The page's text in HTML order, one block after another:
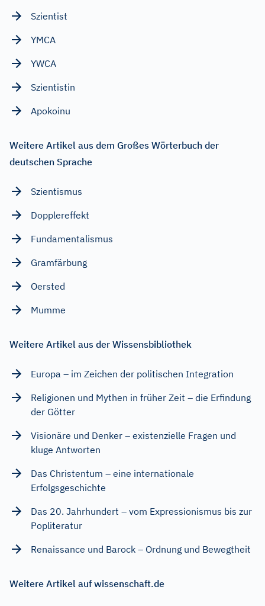
Szientist
YMCA
YWCA
Szientistin
Apokoinu
Weitere Artikel aus dem Großes Wörterbuch der
deutschen Sprache
Szientismus
Dopplereffekt
Fundamentalismus
Gramfärbung
Oersted
Mumme
Weitere Artikel aus der Wissensbibliothek
Europa – im Zeichen der politischen Integration
Religionen und Mythen in früher Zeit – die Erfindung
der Götter
Visionäre und Denker – existenzielle Fragen und
kluge Antworten
Das Christentum – eine internationale
Erfolgsgeschichte
Das 20. Jahrhundert – vom Expressionismus bis zur
Popliteratur
Renaissance und Barock – Ordnung und Bewegtheit
Weitere Artikel auf wissenschaft.de